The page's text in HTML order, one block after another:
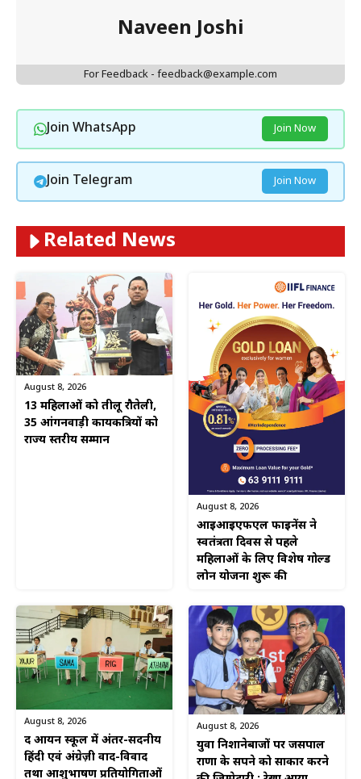
Naveen Joshi
For Feedback - feedback@example.com
Join WhatsApp Join Now
Join Telegram Join Now
Related News
August 8, 2026
13 महिलाओं को तीलू रौतेली,
35 आंगनवाड़ी कार्यकत्रियों को
राज्य स्तरीय सम्मान
August 8, 2026
आईआईएफएल फाइनेंस ने
स्वतंत्रता दिवस से पहले
महिलाओं के लिए विशेष गोल्ड
लोन योजना शुरू की
August 8, 2026
द आर्यन स्कूल में अंतर-सदनीय
हिंदी एवं अंग्रेज़ी वाद-विवाद
तथा आशुभाषण प्रतियोगिताओं
August 8, 2026
युवा निशानेबाजों पर जसपाल
राणा के सपने को साकार करने